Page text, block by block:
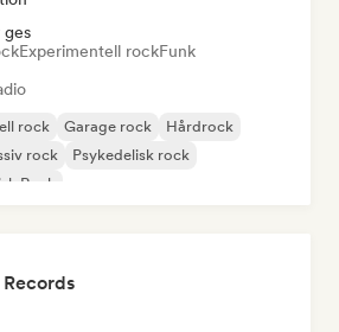
ges
Experimentell rockFunk
rock Garage rock
Hårdrock
rock
Psykedelisk rock
Rock